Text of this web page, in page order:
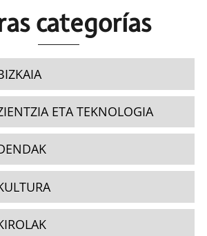
categorías
ETA TEKNOLOGIA